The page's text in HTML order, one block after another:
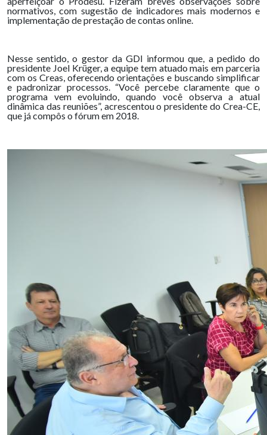
normativos, com sugestão de indicadores mais modernos e
implementação de prestação de contas online.
Nesse sentido, o gestor da GDI informou que, a pedido do
presidente Joel Krüger, a equipe tem atuado mais em parceria
com os Creas, oferecendo orientações e buscando simplificar
e padronizar processos. “Você percebe claramente que o
programa vem evoluindo, quando você observa a atual
dinâmica das reuniões”, acrescentou o presidente do Crea-CE,
que já compôs o fórum em 2018.